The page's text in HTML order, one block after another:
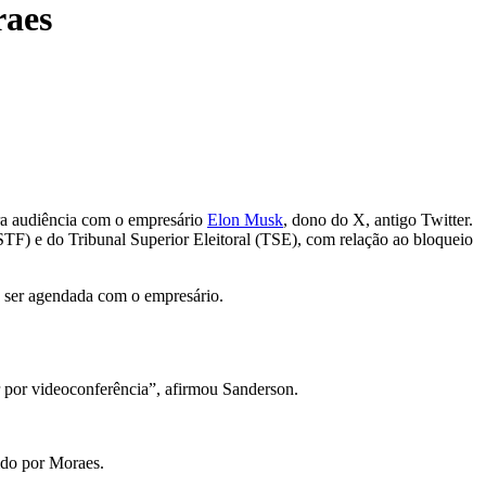
audiência com o empresário Elon Musk, dono do X, antigo Twitter.
e do Tribunal Superior Eleitoral (TSE), com relação ao bloqueio
agendada com o empresário.
videoconferência”, afirmou Sanderson.
por Moraes.